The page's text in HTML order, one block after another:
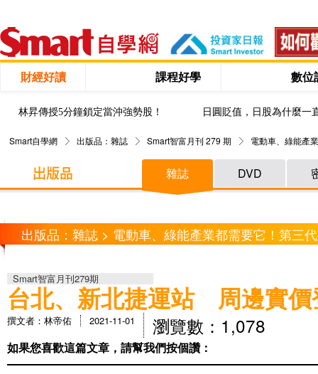
財經好讀 課程好學 數位
林昇傳授5分鐘鎖定當沖強勢股！ 日圓貶值，日股為什麼一
Smart自學網 出版品：雜誌 Smart智富月刊 279 期 電動車、綠能產
雜誌 DVD
出版品：雜誌 > 電動車、綠能產業都需要它！第三
Smart智富月刊279期
台北、新北捷運站 周邊實價
撰文者：林帝佑 2021-11-01 瀏覽數：1,078
如果您喜歡這篇文章，請幫我們按個讚：